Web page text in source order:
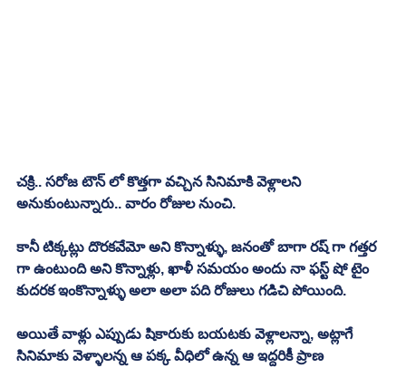
చక్రి.. సరోజ టౌన్ లో కొత్తగా వచ్చిన సినిమాకి వెళ్లాలని
అనుకుంటున్నారు.. వారం రోజుల నుంచి.
కానీ టిక్కట్లు దొరకవేమో అని కొన్నాళ్ళు, జనంతో బాగా రష్ గా గత్తర
గా ఉంటుంది అని కొన్నాళ్లు, ఖాళీ సమయం అందు నా ఫస్ట్ షో టైం
కుదరక ఇంకొన్నాళ్ళు అలా అలా పది రోజులు గడిచి పోయింది.
అయితే వాళ్లు ఎప్పుడు షికారుకు బయటకు వెళ్లాలన్నా, అట్లాగే
సినిమాకు వెళ్ళాలన్న ఆ పక్క వీధిలో ఉన్న ఆ ఇద్దరికీ ప్రాణ